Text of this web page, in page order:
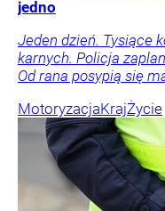
jedno
Jeden dzień. Tysiące
karnych. Policja
Od rana posypią się
MotoryzacjaKrajŻycie